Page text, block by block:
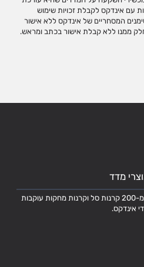
מדד
למעלה מ-200 קרנות סל וקרנות מחקות עוקבות
אינדקס.